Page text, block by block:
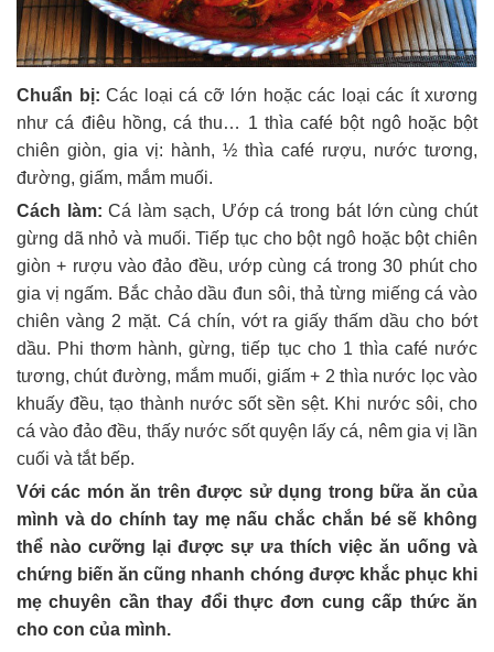
Chuẩn bị: Các loại cá cỡ lớn hoặc các loại các ít xương
như cá điêu hồng, cá thu… 1 thìa café bột ngô hoặc bột
chiên giòn, gia vị: hành, ½ thìa café rượu, nước tương,
đường, giấm, mắm muối.
Cách làm: Cá làm sạch, Ướp cá trong bát lớn cùng chút
gừng dã nhỏ và muối. Tiếp tục cho bột ngô hoặc bột chiên
giòn + rượu vào đảo đều, ướp cùng cá trong 30 phút cho
gia vị ngấm. Bắc chảo dầu đun sôi, thả từng miếng cá vào
chiên vàng 2 mặt. Cá chín, vớt ra giấy thấm dầu cho bớt
dầu. Phi thơm hành, gừng, tiếp tục cho 1 thìa café nước
tương, chút đường, mắm muối, giấm + 2 thìa nước lọc vào
khuấy đều, tạo thành nước sốt sền sệt. Khi nước sôi, cho
cá vào đảo đều, thấy nước sốt quyện lấy cá, nêm gia vị lần
cuối và tắt bếp.
Với các món ăn trên được sử dụng trong bữa ăn của
mình và do chính tay mẹ nấu chắc chắn bé sẽ không
thể nào cưỡng lại được sự ưa thích việc ăn uống và
chứng biến ăn cũng nhanh chóng được khắc phục khi
mẹ chuyên cần thay đổi thực đơn cung cấp thức ăn
cho con của mình.